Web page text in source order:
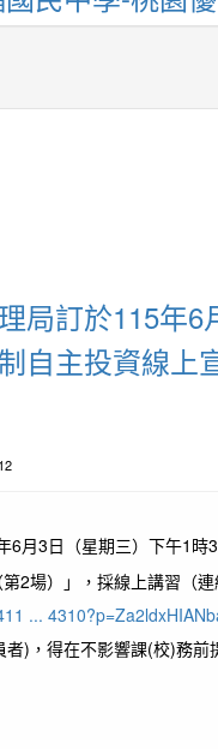
局訂於115年6
自主投資線上
6月3日（星期三）下午1
2場）」，採線上講習（
...
)，得在不影響課(校)務前